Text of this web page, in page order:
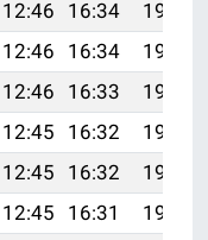
12:46 16:34
19:41
12:46 16:34
19:40
12:46 16:33
19:39
12:45 16:32
19:37
12:45 16:32
19:36
12:45 16:31
19:34